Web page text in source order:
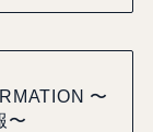
〜
〜